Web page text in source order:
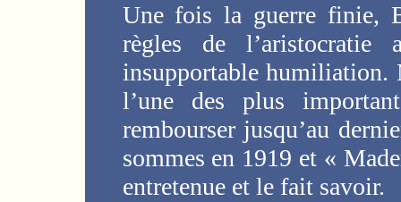
Une fois la guerre finie,
règles de l’aristocratie
insupportable humiliation.
l’une des plus
rembourser jusqu’au
sommes en 1919 et «
entretenue et le fait savoir.